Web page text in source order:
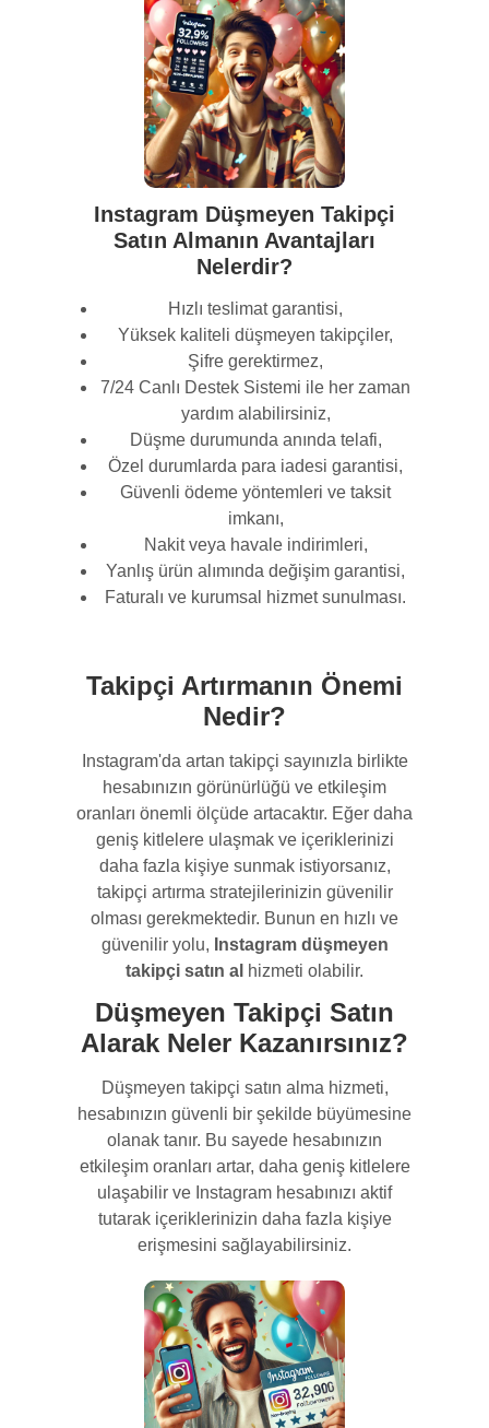
Instagram Düşmeyen Takipçi
Satın Almanın Avantajları
Nelerdir?
Hızlı teslimat garantisi,
Yüksek kaliteli düşmeyen takipçiler,
Şifre gerektirmez,
7/24 Canlı Destek Sistemi ile her zaman
yardım alabilirsiniz,
Düşme durumunda anında telafi,
Özel durumlarda para iadesi garantisi,
Güvenli ödeme yöntemleri ve taksit
imkanı,
Nakit veya havale indirimleri,
Yanlış ürün alımında değişim garantisi,
Faturalı ve kurumsal hizmet sunulması.
Takipçi Artırmanın Önemi
Nedir?
Instagram'da artan takipçi sayınızla birlikte
hesabınızın görünürlüğü ve etkileşim
oranları önemli ölçüde artacaktır. Eğer daha
geniş kitlelere ulaşmak ve içeriklerinizi
daha fazla kişiye sunmak istiyorsanız,
takipçi artırma stratejilerinizin güvenilir
olması gerekmektedir. Bunun en hızlı ve
güvenilir yolu, Instagram düşmeyen
takipçi satın al hizmeti olabilir.
Düşmeyen Takipçi Satın
Alarak Neler Kazanırsınız?
Düşmeyen takipçi satın alma hizmeti,
hesabınızın güvenli bir şekilde büyümesine
olanak tanır. Bu sayede hesabınızın
etkileşim oranları artar, daha geniş kitlelere
ulaşabilir ve Instagram hesabınızı aktif
tutarak içeriklerinizin daha fazla kişiye
erişmesini sağlayabilirsiniz.